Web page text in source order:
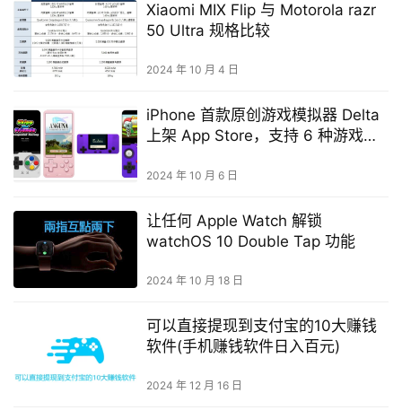
Xiaomi MIX Flip 与 Motorola razr
50 Ultra 规格比较
2024 年 10 月 4 日
iPhone 首款原创游戏模拟器 Delta
上架 App Store，支持 6 种游戏系
2024 年 10 月 6 日
让任何 Apple Watch 解锁
watchOS 10 Double Tap 功能
2024 年 10 月 18 日
可以直接提现到支付宝的10大赚钱
软件(手机赚钱软件日入百元)
2024 年 12 月 16 日